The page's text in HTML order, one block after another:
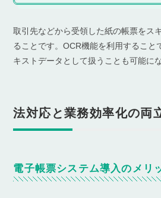
取引先などから受領した紙の帳票をス
ることです。OCR機能を利用すること
キストデータとして扱うことも可能に
法対応と業務効率化の両
電子帳票システム導入のメリ